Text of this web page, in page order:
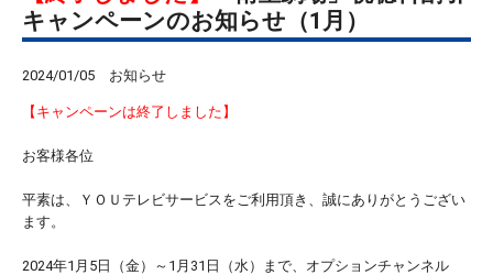
キャンペーンのお知らせ（1月）
2024/01/05 お知らせ
【キャンペーンは終了しました】
お客様各位
平素は、ＹＯＵテレビサービスをご利用頂き、誠にありがとうござい
ます。
2024年1月5日（金）～1月31日（水）まで、オプションチャンネル